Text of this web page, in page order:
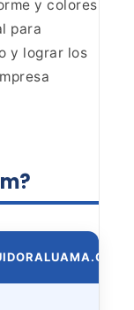
y colores
para
y lograr los